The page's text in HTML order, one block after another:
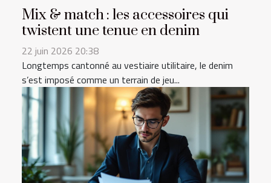
Mix & match : les accessoires qui
twistent une tenue en denim
22 juin 2026 20:38
Longtemps cantonné au vestiaire utilitaire, le denim
s’est imposé comme un terrain de jeu...